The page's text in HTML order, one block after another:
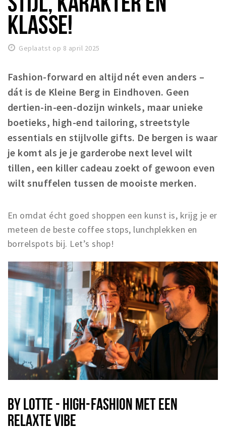
Winkels
Werken
Aanbiedingen
Ook reclame maken?
Over Eindhovens Rondje
Inloggen
KLASSE!
Geplaatst op 8 april 2025
Fashion-forward en altijd nét even anders –
dát is de Kleine Berg in Eindhoven. Geen
dertien-in-een-dozijn winkels, maar unieke
boetieks, high-end tailoring, streetstyle
essentials en stijlvolle gifts. De bergen is waar
je komt als je je garderobe next level wilt
tillen, een killer cadeau zoekt of gewoon even
wilt snuffelen tussen de mooiste merken.
En omdat écht goed shoppen een kunst is, krijg je er
meteen de beste coffee stops, lunchplekken en
borrelspots bij. Let’s shop!
BY LOTTE - HIGH-FASHION MET EEN
RELAXTE VIBE